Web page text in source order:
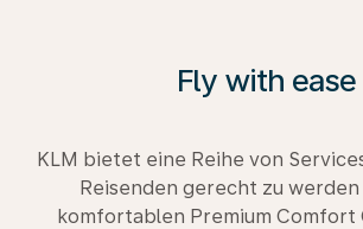
Fly with ease
KLM bietet eine Reihe von
Reisenden gerecht zu
komfortablen Premium Comfort